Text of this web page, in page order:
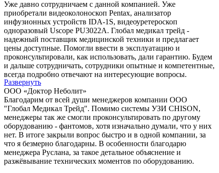
Уже давно сотрудничаем с данной компанией. Уже
приобретали видеоколоноскоп Pentax, анализатор
инфузионных устройств IDA-1S, видеоуретероскоп
одноразовый Uscope PU3022A. Глобал медикал трейд -
надежный поставщик медицинской техники и предлагает
цены доступные. Помогли ввести в эксплуатацию и
проконсультировали, как использовать, дали гарантию. Будем
и дальше сотрудничать, сотрудники опытные и компетентные,
всегда подробно отвечают на интересующие вопросы.
Развернуть
ООО «Доктор Неболит»
Благодарим от всей души менеджеров компании ООО
"Глобал Медикал Трейд". Помимо системы УЗИ CHISON,
менеджеры так же смогли проконсультировать по другому
оборудованию - фантомов, хотя изначально думали, что у них
нет. В итоге закрыли вопрос быстро и в одной компании, за
что я безмерно благодарны. В особенности благодарю
менеджера Руслана, за такое детальное объяснение и
разжёвывание технических моментов по оборудованию.